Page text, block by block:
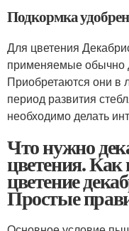
Подкормка
Для цветения
применяемые обычно
Приобретаются они в
период развития
необходимо делать
Что нужно
цветения.
цветение
Простые